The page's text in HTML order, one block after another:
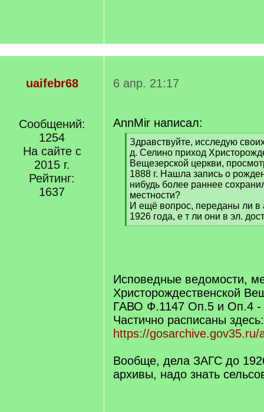
uaifebr68
Сообщений:
1254
На сайте с
2015 г.
Рейтинг:
1637
6 апр. 21:17
AnnMir написал:
[
q
]
Здравствуйте, исследую
д. Селино приход
Вещезерской церкви,
1888 г. Нашла запись о
нибудь более раннее
местности?
И ещё вопрос, переданы ли в
1926 года, е т ли они в эл.
[
Исповедные ведомости,
Христорождественской
ГАВО Ф.1147 Оп.5 и Оп.4 -
Частично расписаны здесь:
https://
Вообще, дела ЗАГС до
архивы, надо знать